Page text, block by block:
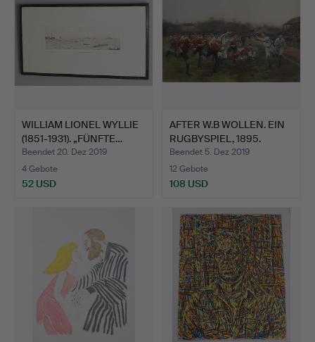
WILLIAM LIONEL WYLLIE
(1851-1931). „FÜNFTE…
Beendet 20. Dez 2019
4 Gebote
52 USD
AFTER W.B WOLLEN. EIN
RUGBYSPIEL, 1895.
Beendet 5. Dez 2019
12 Gebote
108 USD